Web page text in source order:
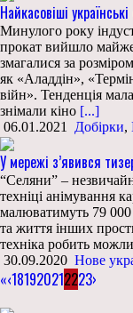
Найкасовіші
Минулого року
прокат вийшло майже
змагалися за
як «Аладдін»,
війн». Тенденція
знімали кіно [...]
06.01.2021
Добірки,
У мережі з’явився
“Селяни” –
техніці анімування
малюватимуть 79 000
та життя інших
техніка робить
30.09.2020 Нове
«‹181920212223›